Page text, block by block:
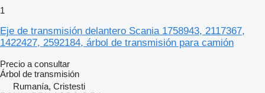
1
Eje de transmisión delantero Scania 1758943, 2117367,
1422427, 2592184, árbol de transmisión para camión
Precio a consultar
Árbol de transmisión
Rumanía, Cristesti